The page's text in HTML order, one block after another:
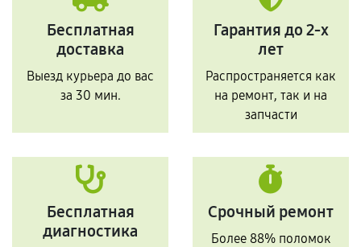
Бесплатная
доставка
Выезд курьера до вас
за 30 мин.
Гарантия до 2-х
лет
Распространяется как
на ремонт, так и на
запчасти
Бесплатная
диагностика
Срочный ремонт
Более 88% поломок